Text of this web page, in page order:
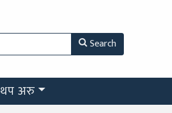
Search
थप अरु